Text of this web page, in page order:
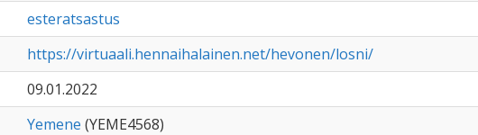
esteratsastus
https://virtuaali.hennaihalainen.net/hevonen/losni/
09.01.2022
Yemene (YEME4568)